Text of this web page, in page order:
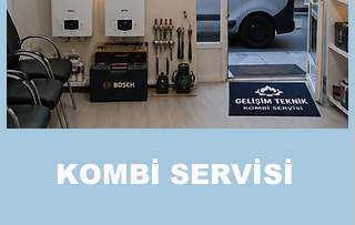
KOMBİ SERVİSİ